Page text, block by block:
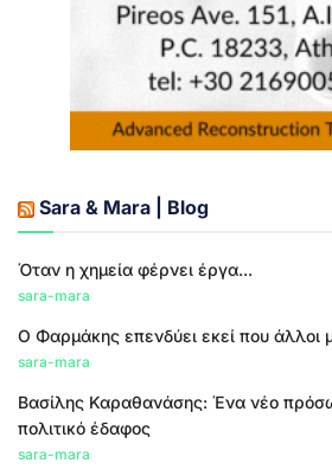
Sara & Mara | Blog
Όταν η χημεία φέρνει έργα...
sara-mara
Ο Φαρμάκης επενδύει εκεί που άλλοι
sara-mara
Βασίλης Καραθανάσης: Ένα νέο
πολιτικό έδαφος
sara-mara